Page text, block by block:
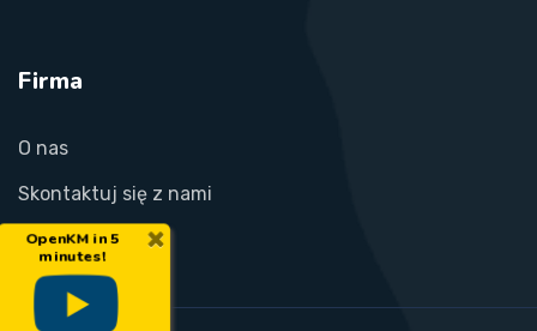
Firma
O nas
Skontaktuj się z nami
×
OpenKM in 5
minutes!